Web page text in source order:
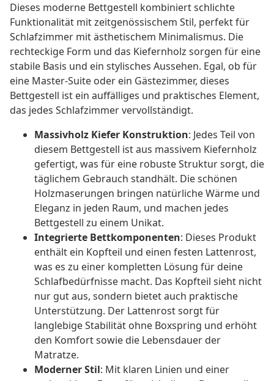
Dieses moderne Bettgestell kombiniert schlichte
Funktionalität mit zeitgenössischem Stil, perfekt für
Schlafzimmer mit ästhetischem Minimalismus. Die
rechteckige Form und das Kiefernholz sorgen für eine
stabile Basis und ein stylisches Aussehen. Egal, ob für
eine Master-Suite oder ein Gästezimmer, dieses
Bettgestell ist ein auffälliges und praktisches Element,
das jedes Schlafzimmer vervollständigt.
Massivholz Kiefer Konstruktion: Jedes Teil von
diesem Bettgestell ist aus massivem Kiefernholz
gefertigt, was für eine robuste Struktur sorgt, die
täglichem Gebrauch standhält. Die schönen
Holzmaserungen bringen natürliche Wärme und
Eleganz in jeden Raum, und machen jedes
Bettgestell zu einem Unikat.
Integrierte Bettkomponenten: Dieses Produkt
enthält ein Kopfteil und einen festen Lattenrost,
was es zu einer kompletten Lösung für deine
Schlafbedürfnisse macht. Das Kopfteil sieht nicht
nur gut aus, sondern bietet auch praktische
Unterstützung. Der Lattenrost sorgt für
langlebige Stabilität ohne Boxspring und erhöht
den Komfort sowie die Lebensdauer der
Matratze.
Moderner Stil: Mit klaren Linien und einer